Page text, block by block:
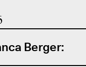
Berger: